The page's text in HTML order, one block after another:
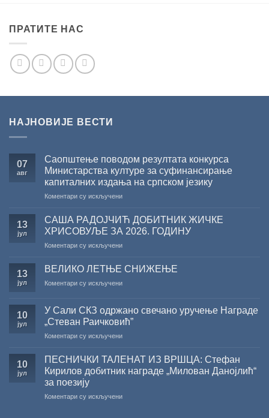
ПРАТИТЕ НАС
НАЈНОВИЈЕ ВЕСТИ
07
авг
Саопштење поводом резултата конкурса
Министарства културе за суфинансирање
капиталних издања на српском језику
Коментари су искљученина
поводом
резултата
конкурса
Министарства
за
капиталних
на
српском
13
јул
САША РАДОЈЧИЋ ДОБИТНИК ЖИЧКЕ
ХРИСОВУЉЕ ЗА 2026. ГОДИНУ
Коментари су искљученина
РАДОЈЧИЋ
ЖИЧКЕ
2026.
ГОДИНУ
13
јул
ВЕЛИКО ЛЕТЊЕ СНИЖЕЊЕ
Коментари су искљученина
СНИЖЕЊЕ
10
јул
У Сали СКЗ одржано свечано уручење Награде
„Стеван Раичковић”
Коментари су искљученина
Сали
одржано
уручење
10
јул
ПЕСНИЧКИ ТАЛЕНАТ ИЗ ВРШЦА: Стефан
Кирилов добитник награде „Милован Данојлић“
за поезију
Коментари су искљученина